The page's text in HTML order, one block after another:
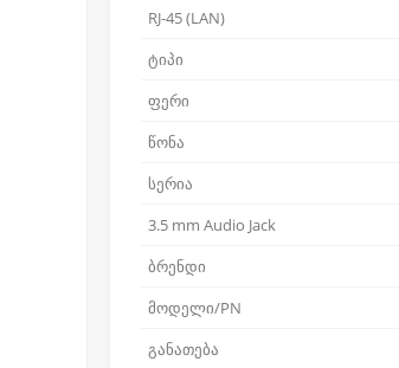
RJ-45 (LAN)
ტიპი
ფერი
წონა
სერია
3.5 mm Audio Jack
ბრენდი
მოდელი/PN
განათება